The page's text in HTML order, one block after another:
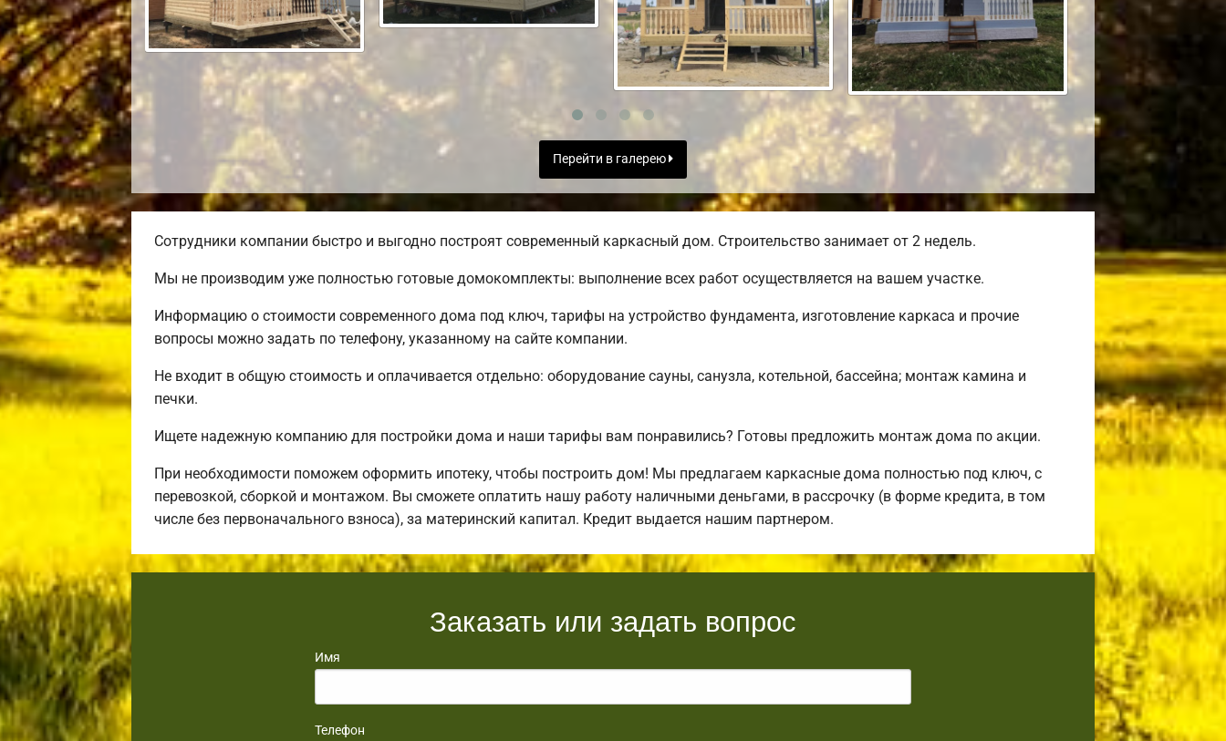
Перейти в галерею
Сотрудники компании быстро и выгодно построят современный каркасный дом. Строительство занимает от 2 недель.
Мы не производим уже полностью готовые домокомплекты: выполнение всех работ осуществляется на вашем участке.
Информацию о стоимости современного дома под ключ, тарифы на устройство фундамента, изготовление каркаса и прочие
вопросы можно задать по телефону, указанному на сайте компании.
Не входит в общую стоимость и оплачивается отдельно: оборудование сауны, санузла, котельной, бассейна; монтаж камина и
печки.
Ищете надежную компанию для постройки дома и наши тарифы вам понравились? Готовы предложить монтаж дома по акции.
При необходимости поможем оформить ипотеку, чтобы построить дом! Мы предлагаем каркасные дома полностью под ключ, с
перевозкой, сборкой и монтажом. Вы сможете оплатить нашу работу наличными деньгами, в рассрочку (в форме кредита, в том
числе без первоначального взноса), за материнский капитал. Кредит выдается нашим партнером.
Заказать или задать вопрос
Имя
Телефон